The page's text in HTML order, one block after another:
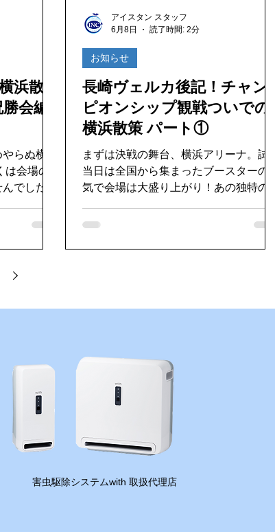
まと交流
収穫でし
すること
熱い想い
と
です！
は最高でした。 ヴェルカの優勝、そし
ツファンにとって、これ以上ない幸せな
一日になりました！ これからも長崎の
チームを全力で応援していきます！ 頑
張れV・ファーレン長崎！ 頑張れ長崎ヴ
ェルカ！ そして長崎をもっと盛り上げ
ていこう！
浜散策
会編
らぬ横浜
でした。
な
新横浜
間もまた
そして優
い出すた
ます。
、全国の
になりまし
とう！
長崎ヴェルカ後記！チャン
ピオンシップ観戦ついでの
横浜散策 パート①
まずは決戦の舞台、横浜アリーナ。試合
当日は全国から集まったブースターの熱
気で会場は大盛り上がり！あの独特の緊
ね。 試合前後には、横浜の定番スポッ
そうな香りが漂い、食べ歩きをしながら
間を過ごすことができました。 ヴェル
カの応援に観光にグルメにと、充実した
横浜遠征！まだまだ横浜散策は続きます
敵な思い出をありがとう！
お知らせ
アイスタン スタッフ
6月8日
読了時間: 2分
​害虫駆除システムwith 取扱代理店